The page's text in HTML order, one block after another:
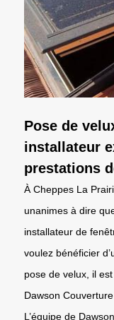
Pose de
installateur
prestations
À Cheppes La
unanimes à dire
installateur de
voulez bénéficier
pose de velux, il
Dawson
L’équipe de